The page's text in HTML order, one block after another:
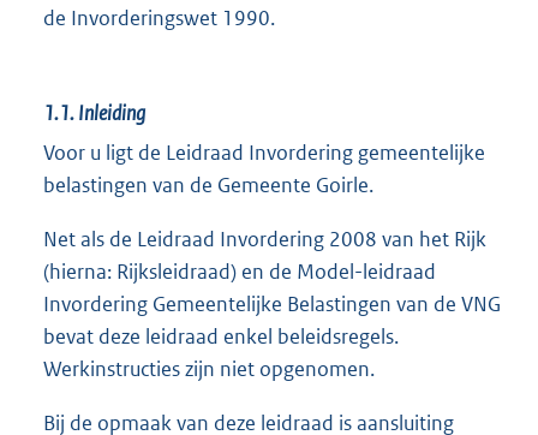
de Invorderingswet 1990.
1.1.Inleiding
Voor u ligt de Leidraad Invordering gemeentelijke
belastingen van de Gemeente Goirle.
Net als de Leidraad Invordering 2008 van het Rijk
(hierna: Rijksleidraad) en de Model-leidraad
Invordering Gemeentelijke Belastingen van de VNG
bevat deze leidraad enkel beleidsregels.
Werkinstructies zijn niet opgenomen.
Bij de opmaak van deze leidraad is aansluiting